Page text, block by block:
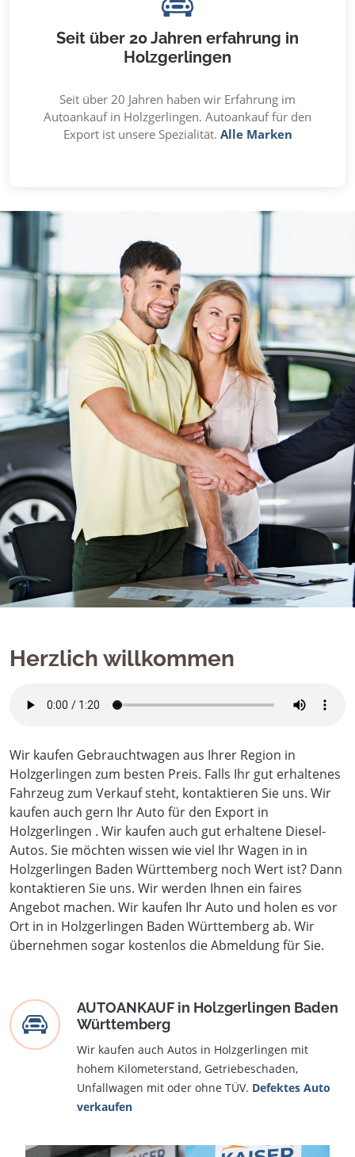
Seit über 20 Jahren erfahrung in
Holzgerlingen
Seit über 20 Jahren haben wir Erfahrung im
Autoankauf in Holzgerlingen. Autoankauf für den
Export ist unsere Spezialität. Alle Marken
Herzlich willkommen
Wir kaufen Gebrauchtwagen aus Ihrer Region in
Holzgerlingen zum besten Preis. Falls Ihr gut erhaltenes
Fahrzeug zum Verkauf steht, kontaktieren Sie uns. Wir
kaufen auch gern Ihr Auto für den Export in
Holzgerlingen . Wir kaufen auch gut erhaltene Diesel-
Autos. Sie möchten wissen wie viel Ihr Wagen in in
Holzgerlingen Baden Württemberg noch Wert ist? Dann
kontaktieren Sie uns. Wir werden Ihnen ein faires
Angebot machen. Wir kaufen Ihr Auto und holen es vor
Ort in in Holzgerlingen Baden Württemberg ab. Wir
übernehmen sogar kostenlos die Abmeldung für Sie.
AUTOANKAUF in Holzgerlingen Baden
Württemberg
Wir kaufen auch Autos in Holzgerlingen mit
hohem Kilometerstand, Getriebeschaden,
Unfallwagen mit oder ohne TÜV. Defektes Auto
verkaufen